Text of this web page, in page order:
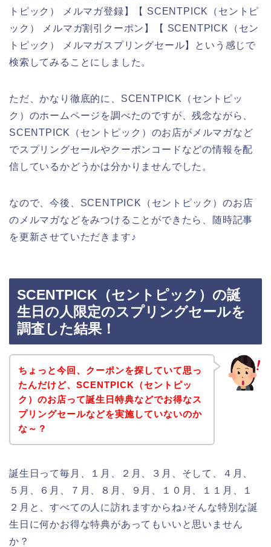
トピック） メルマガ登録】【 SCENTPICK（セントピ
ック） メルマガ割引クーポン】【 SCENTPICK（セン
トピック） メルマガスプリングセール】という感じで
検索してみることにしました。
ただ、かなり徹底的に、SCENTPICK（セントピッ
ク）のホームページを調べたのですが、残念ながら、
SCENTPICK（セントピック）のお店がメルマガなど
でスプリングセールやクーポンコードなどの情報を配
信しているかどうかは分かりませんでした。
なので、今後、SCENTPICK（セントピック）のお店
のメルマガなどをみつけることができたら、随時記事
を更新させていただきます♪
SCENTPICK（セントピック）の誕
生日の人限定のスプリングセールを
調査した結果！
ちょっと今回、クーポンを探していて思っ
たんだけど、SCENTPICK（セントピッ
ク）のお店って誕生日特典などでお得なス
プリングセールなどを実施していないのか
な～？
誕生日って毎月、１月、２月、３月、そして、４月、
５月、６月、７月、８月、９月、１０月、１１月、１
２月と、すべての人に訪れますからね♪そんな特別な誕
生日に何かお得な特典があってもいいと思いません
か？